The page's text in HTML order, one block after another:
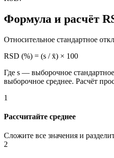
Формула и расчёт
Относительное стандартное
RSD (%) = (s / x̄) × 100
Где s — выборочное
выборочное среднее. Расчёт
1
Рассчитайте среднее
Сложите все значения и
2